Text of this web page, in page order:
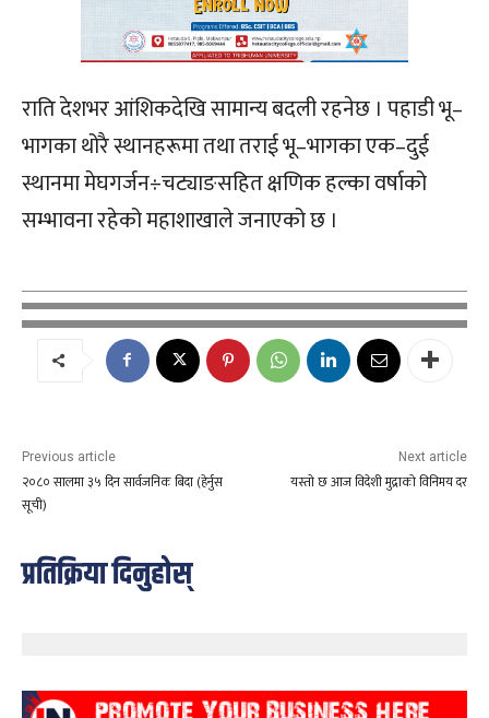
राति देशभर आंशिकदेखि सामान्य बदली रहनेछ । पहाडी भू–
भागका थोरै स्थानहरूमा तथा तराई भू–भागका एक–दुई
स्थानमा मेघगर्जन÷चट्याङसहित क्षणिक हल्का वर्षाको
सम्भावना रहेको महाशाखाले जनाएको छ ।
Previous article
२०८० सालमा ३५ दिन सार्वजनिक बिदा (हेर्नुस
सूची)
Next article
यस्तो छ आज विदेशी मुद्राको विनिमय दर
प्रतिक्रिया दिनुहोस्